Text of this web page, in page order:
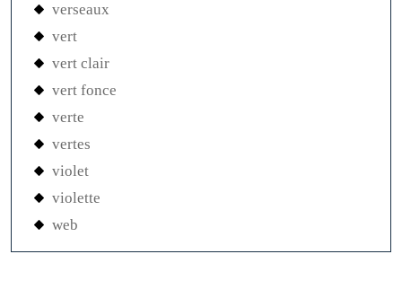
verseaux
vert
vert clair
vert fonce
verte
vertes
violet
violette
web